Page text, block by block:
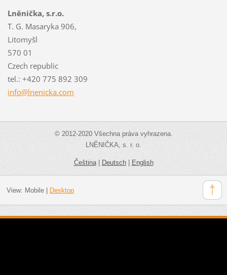
Lněnička, s.r.o.
T. G. Masaryka 906,
Litomyšl
570 01
Czech republic
tel.: +420 775 892 309
info@lnenicka.com
© 2012-2020 Všechna práva vyhrazena.
LNĚNIČKA, s. r. o.
Čeština|Deutsch|English
View: Mobile| Desktop